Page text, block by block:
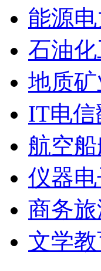
能源
石油
地质
IT电信
航空
仪器
商务
文学